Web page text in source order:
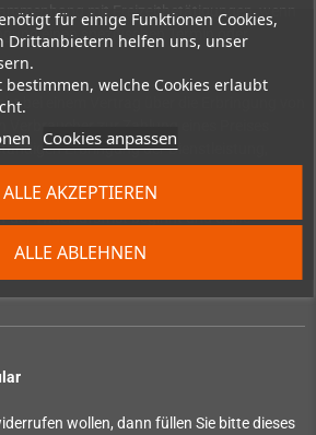
für einige Funktionen Cookies,
Drittanbietern helfen uns, unser
welche Cookies erlaubt
Cookies anpassen
ALLE ABLEHNEN
ALLE AKZEPTIEREN
mit Freizeitbetätigungen, wenn
einen spezifischen Termin oder
bei einem Vertrag über die Erbringung von
Verbraucher zur Zahlung eines Preises
Erbringung der Dienstleistung,
Beginn der Erbringung ausdrücklich
Unternehmer mit der Erbringung der
der Widerrufsfrist beginnt und seine
dass sein Widerrufsrecht mit
durch den Unternehmer erlischt.
wollen, dann füllen Sie bitte dieses